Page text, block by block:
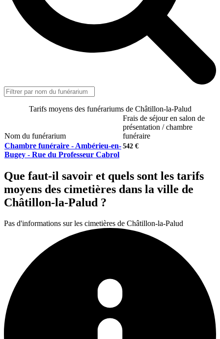
Tarifs moyens des funérariums de Châtillon-la-Palud
Nom du funérarium
Frais de séjour en salon de
présentation / chambre
funéraire
Chambre funéraire - Ambérieu-en-
Bugey - Rue du Professeur Cabrol
542 €
Que faut-il savoir et quels sont les tarifs
moyens des cimetières dans la ville de
Châtillon-la-Palud ?
Pas d'informations sur les cimetières de Châtillon-la-Palud